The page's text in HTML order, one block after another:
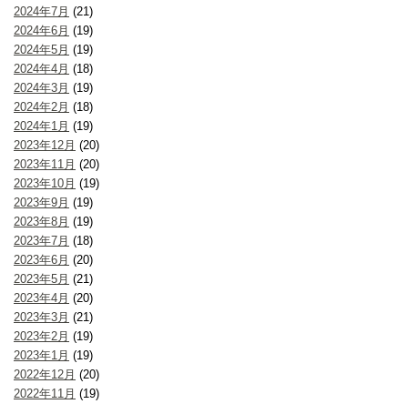
2024年7月 (21)
2024年6月 (19)
2024年5月 (19)
2024年4月 (18)
2024年3月 (19)
2024年2月 (18)
2024年1月 (19)
2023年12月 (20)
2023年11月 (20)
2023年10月 (19)
2023年9月 (19)
2023年8月 (19)
2023年7月 (18)
2023年6月 (20)
2023年5月 (21)
2023年4月 (20)
2023年3月 (21)
2023年2月 (19)
2023年1月 (19)
2022年12月 (20)
2022年11月 (19)